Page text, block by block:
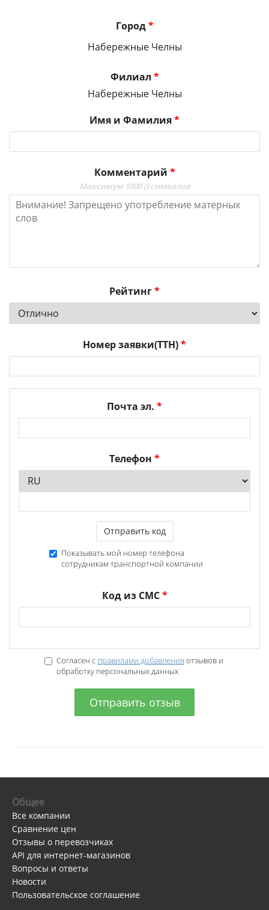
Город*
Набережные Челны
Филиал *
Набережные Челны
Имя и Фамилия*
Комментарий *
Максимум 1000 () символов
Рейтинг*
Номер заявки(ТТН)*
Почта эл. *
Телефон *
Отправить код
Показывать мой номер телефона
сотрудникам транспортной компании
Код из СМС*
Согласен с правилами добавления отзывов и
обработку персональных данных
Отправить отзыв
Общее
Все компании
Сравнение цен
Отзывы о перевозчиках
API для интернет-магазинов
Вопросы и ответы
Новости
Пользовательское соглашение